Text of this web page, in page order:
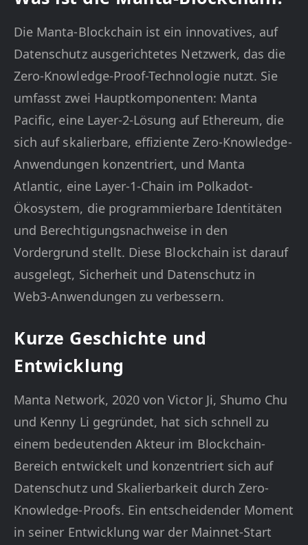
Die Manta-Blockchain ist ein innovatives, auf
Datenschutz ausgerichtetes Netzwerk, das die
Zero-Knowledge-Proof-Technologie nutzt. Sie
umfasst zwei Hauptkomponenten: Manta
Pacific, eine Layer-2-Lösung auf Ethereum, die
sich auf skalierbare, effiziente Zero-Knowledge-
Anwendungen konzentriert, und Manta
Atlantic, eine Layer-1-Chain im Polkadot-
Ökosystem, die programmierbare Identitäten
und Berechtigungsnachweise in den
Vordergrund stellt. Diese Blockchain ist darauf
ausgelegt, Sicherheit und Datenschutz in
Web3-Anwendungen zu verbessern.
Kurze Geschichte und
Entwicklung
Manta Network, 2020 von Victor Ji, Shumo Chu
und Kenny Li gegründet, hat sich schnell zu
einem bedeutenden Akteur im Blockchain-
Bereich entwickelt und konzentriert sich auf
Datenschutz und Skalierbarkeit durch Zero-
Knowledge-Proofs. Ein entscheidender Moment
in seiner Entwicklung war der Mainnet-Start